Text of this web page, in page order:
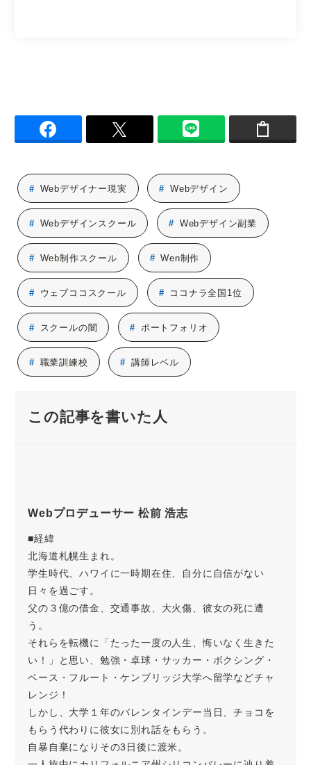
Webデザイナー現実 Webデザイン
Webデザインスクール Webデザイン副業
Web制作スクール Wen制作
ウェブココスクール ココナラ全国1位
スクールの闇 ポートフォリオ
職業訓練校 講師レベル
この記事を書いた人
Webプロデューサー 松前 浩志
■経緯
北海道札幌生まれ。
学生時代、ハワイに一時期在住、自分に自信がない
日々を過ごす。
父の３億の借金、交通事故、大火傷、彼女の死に遭
う。
それらを転機に「たった一度の人生、悔いなく生きた
い！」と思い、勉強・卓球・サッカー・ボクシング・
ベース・フルート・ケンブリッジ大学へ留学などチャ
レンジ！
しかし、大学１年のバレンタインデー当日、チョコを
もらう代わりに彼女に別れ話をもらう。
自暴自棄になりその3日後に渡米。